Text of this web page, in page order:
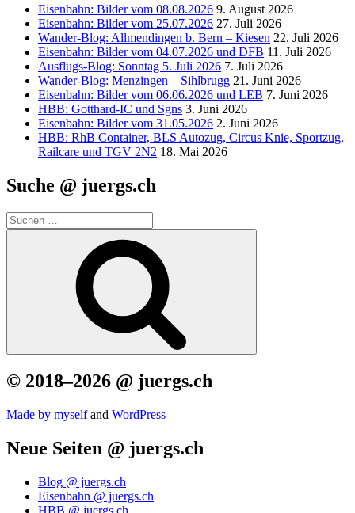
Eisenbahn: Bilder vom 08.08.2026 9. August 2026
Eisenbahn: Bilder vom 25.07.2026 27. Juli 2026
Wander-Blog: Allmendingen b. Bern – Kiesen 22. Juli 2026
Eisenbahn: Bilder vom 04.07.2026 und DFB 11. Juli 2026
Ausflugs-Blog: Sonntag 5. Juli 2026 7. Juli 2026
Wander-Blog: Menzingen – Sihlbrugg 21. Juni 2026
Eisenbahn: Bilder vom 06.06.2026 und LEB 7. Juni 2026
HBB: Gotthard-IC und Sgns 3. Juni 2026
Eisenbahn: Bilder vom 31.05.2026 2. Juni 2026
HBB: RhB Container, BLS Autozug, Circus Knie, Sportzug,
Railcare und TGV 2N2 18. Mai 2026
Suche @ juergs.ch
Suchen
nach:
© 2018–2026 @ juergs.ch
Made by mys­elfand Word­Press
Neue Seiten @ juergs.ch
Blog @ juergs.ch
Eisenbahn @ juergs.ch
HBB @ juergs.ch